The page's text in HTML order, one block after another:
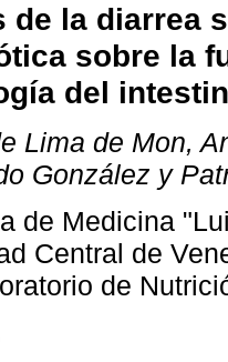
de la diarrea
sobre la
del
Lima de Mon,
González y
de Medicina
Central de
de